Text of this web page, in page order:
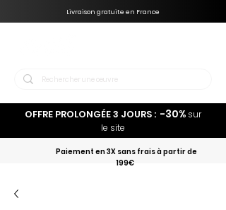
Livraison gratuite en France
Paiement en 3X sans frais à partir de
199€
OFFRE PROLONGÉE 3 JOURS : -30% sur
le site